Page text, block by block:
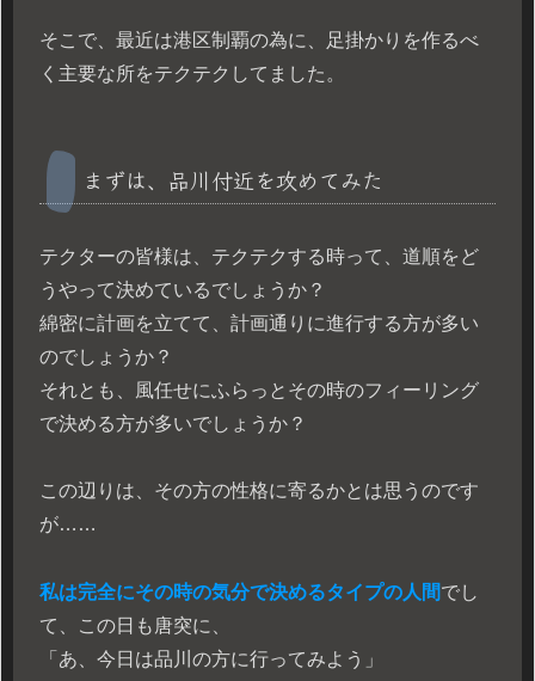
そこで、最近は港区制覇の為に、足掛かりを作るべ
く主要な所をテクテクしてました。
まずは、品川付近を攻めてみた
テクターの皆様は、テクテクする時って、道順をど
うやって決めているでしょうか？
綿密に計画を立てて、計画通りに進行する方が多い
のでしょうか？
それとも、風任せにふらっとその時のフィーリング
で決める方が多いでしょうか？
この辺りは、その方の性格に寄るかとは思うのです
が……
私は完全にその時の気分で決めるタイプの人間でし
て、この日も唐突に、
「あ、今日は品川の方に行ってみよう」